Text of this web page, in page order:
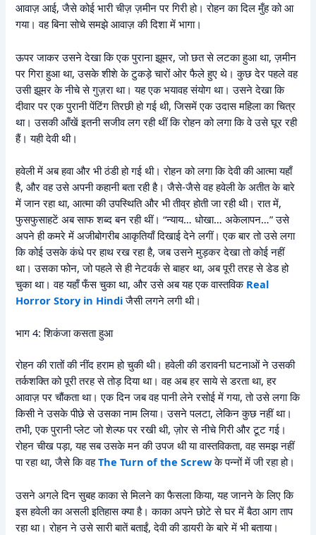
आवाज़ आई, जैसे कोई भारी चीज़ ज़मीन पर गिरी हो। रोहन का दिल मुँह को आ
गया। वह बिना सोचे समझे आवाज़ की दिशा में भागा।
ऊपर जाकर उसने देखा कि एक पुराना झूमर, जो छत से लटका हुआ था, ज़मीन
पर गिरा हुआ था, उसके शीशे के टुकड़े चारों ओर फैले हुए थे। कुछ देर पहले वह
उसी झूमर के नीचे से गुज़रा था। यह एक भयावह संयोग था। उसने देखा कि
दीवार पर एक पुरानी पेंटिंग तिरछी हो गई थी, जिसमें एक उदास महिला का चित्र
था। उसकी आँखें इतनी सजीव लग रही थीं कि रोहन को लगा कि वे उसे घूर रही
हैं। यही देवी थी।
हवेली में अब हवा और भी ठंडी हो गई थी। रोहन को लगा कि देवी की आत्मा यहाँ
है, और वह उसे अपनी कहानी बता रही है। जैसे-जैसे वह हवेली के अतीत के बारे
में जान रहा था, आत्मा की उपस्थिति और भी तीव्र होती जा रही थी। रात में,
फुसफुसाहटें अब साफ शब्द बन रही थीं। “न्याय… धोखा… अकेलापन…” उसे
अपने ही कमरे में अजीबोगरीब आकृतियाँ दिखाई देने लगीं। एक बार तो उसे लगा
कि कोई उसके कंधे पर हाथ रख रहा है, जब उसने मुड़कर देखा तो कोई नहीं
था। उसका फोन, जो पहले से ही नेटवर्क से बाहर था, अब पूरी तरह से डेड हो
चुका था। वह यहाँ फँस चुका था, और उसे अब यह एक वास्तविक Real
Horror Story in Hindiजैसी लगने लगी थी।
भाग 4: शिकंजा कसता हुआ
रोहन की रातों की नींद हराम हो चुकी थी। हवेली की डरावनी घटनाओं ने उसकी
तर्कशक्ति को पूरी तरह से तोड़ दिया था। वह अब हर साये से डरता था, हर
आवाज़ पर चौंकता था। एक दिन जब वह पानी लेने रसोई में गया, तो उसे लगा कि
किसी ने उसके पीछे से उसका नाम लिया। उसने पलटा, लेकिन कुछ नहीं था।
तभी, एक पुरानी प्लेट जो शेल्फ पर रखी थी, ज़ोर से नीचे गिरी और टूट गई।
रोहन चीख पड़ा, यह सब उसके मन की उपज थी या वास्तविकता, वह समझ नहीं
पा रहा था, जैसे कि वहThe Turn of the Screwके पन्नों में जी रहा हो।
उसने अगले दिन सुबह काका से मिलने का फैसला किया, यह जानने के लिए कि
इस हवेली का असली इतिहास क्या है। काका अपने छोटे से घर में बैठा आग ताप
रहा था। रोहन ने उसे सारी बातें बताईं, देवी की डायरी के बारे में भी बताया।